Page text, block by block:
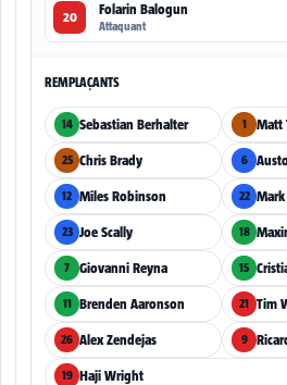
20 Folarin Balogun
Attaquant
REMPLAÇANTS
14 Sebastian Berhalter 1 Matt
25 Chris Brady 6
12 Miles Robinson 22 Mark
23 Joe Scally 18
7 Giovanni Reyna 15
11 Brenden Aaronson 21 Tim
26 Alex Zendejas 9
19 Haji Wright